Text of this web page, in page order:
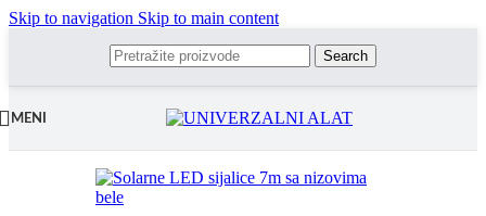
Skip to navigation Skip to main content
Search
MENI